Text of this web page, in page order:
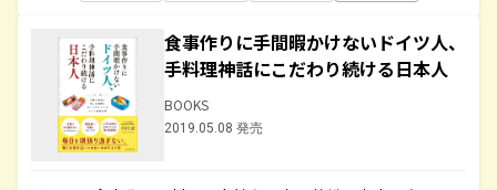
食事作りに手間暇かけないドイツ人、
手料理神話にこだわり続ける日本人
BOOKS
2019.05.08 発売